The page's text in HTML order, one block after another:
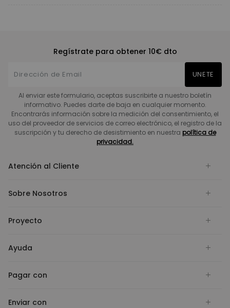
Regístrate para obtener 10€ dto
UNETE
Al enviar este formulario, aceptas suscribirte a nuestro boletín
informativo. Puedes darte de baja en cualquier momento.
Encontrarás información sobre la medición del consentimiento, el
uso del proveedor de servicios de correo electrónico, el registro de la
suscripción y tu derecho de desistimiento en nuestra política de
privacidad.
Atención al Cliente
Sobre Nosotros
Proyecto
Ayuda
Pagar con
Enviar con